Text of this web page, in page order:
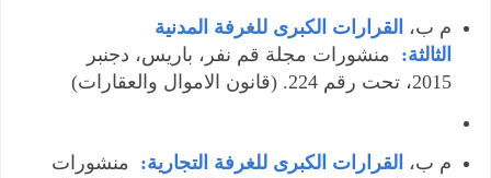
م ب، القرارات الكبرى للغرفة المدنية
الثالثة: منشورات مجلة قم نفر، باريس، دجنبر
2015، تحت رقم 224. (قانون الاموال والعقارات)
م ب، القرارات الكبرى للغرفة التجارية: منشورات